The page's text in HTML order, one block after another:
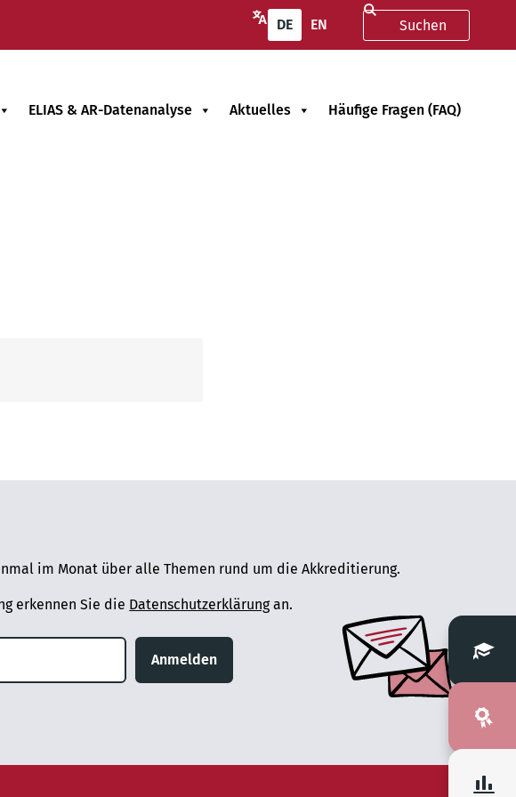
DE EN
ELIAS & AR-Datenanalyse Aktuelles Häufige Fragen (FAQ)
im Monat über alle Themen rund um die Akkreditierung.
erkennen Sie die Datenschutzerklärungan.
Anmelden